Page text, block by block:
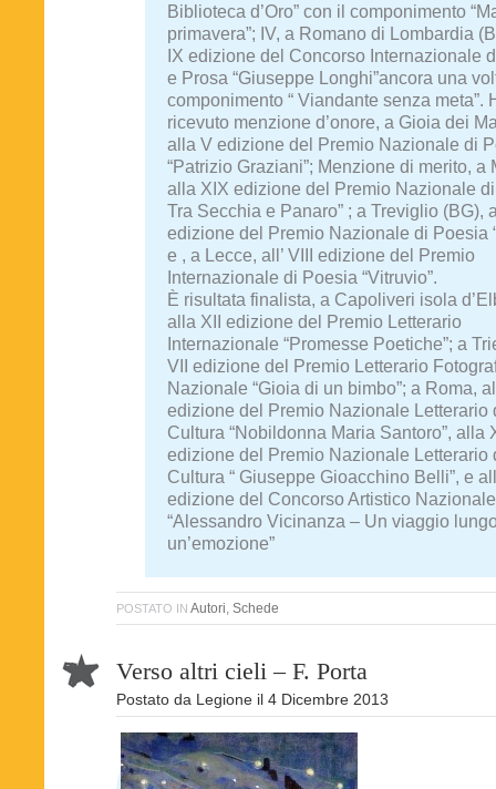
Biblioteca d’Oro” con il componimento
primavera”; IV, a Romano di Lombardia
IX edizione del Concorso Internazionale
e Prosa “Giuseppe Longhi”ancora una
componimento “ Viandante senza meta”.
ricevuto menzione d’onore, a Gioia dei
alla V edizione del Premio Nazionale di
“Patrizio Graziani”; Menzione di merito, a
alla XIX edizione del Premio Nazionale di
Tra Secchia e Panaro” ; a Treviglio (BG),
edizione del Premio Nazionale di Poesia
e , a Lecce, all’ VIII edizione del Premio
Internazionale di Poesia “Vitruvio”.
È risultata finalista, a Capoliveri isola
alla XII edizione del Premio Letterario
Internazionale “Promesse Poetiche”; a
VII edizione del Premio Letterario
Nazionale “Gioia di un bimbo”; a Roma,
edizione del Premio Nazionale Letterario
Cultura “Nobildonna Maria Santoro”, alla
edizione del Premio Nazionale Letterario
Cultura “ Giuseppe Gioacchino Belli”, e
edizione del Concorso Artistico Nazionale
“Alessandro Vicinanza – Un viaggio
un’emozione”
POSTATO IN Autori, Schede
Verso altri cieli – F. Porta
Postato da Legione il 4 Dicembre 2013